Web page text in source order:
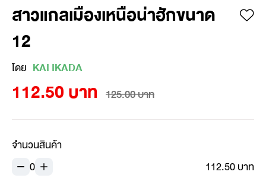
สาวแกลเมืองเหนือน่าฮักขนาด
12
โดย KAI IKADA
112.50 บาท 125.00 บาท
จำนวนสินค้า
0
112.50 บาท